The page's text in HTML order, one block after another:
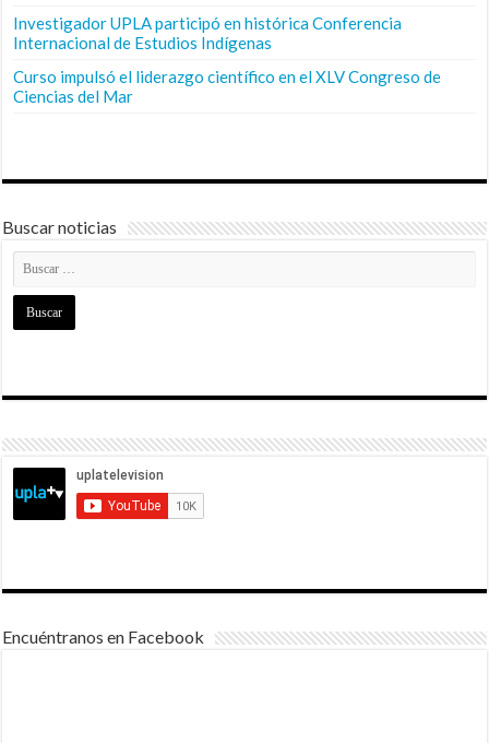
Investigador UPLA participó en histórica Conferencia
Internacional de Estudios Indígenas
Curso impulsó el liderazgo científico en el XLV Congreso de
Ciencias del Mar
Buscar noticias
Encuéntranos en Facebook